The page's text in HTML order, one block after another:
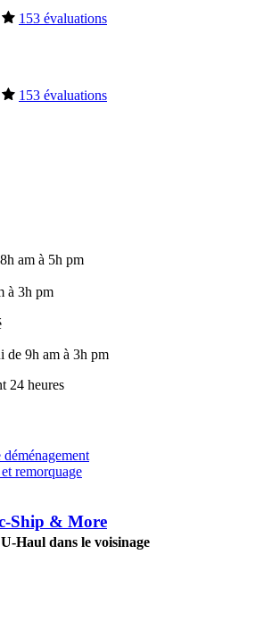
153 évaluations
153 évaluations
am à 5h pm
à 3h pm
de 9h am à 3h pm
24 heures
remorquage
Ship & More
Haul dans le voisinage